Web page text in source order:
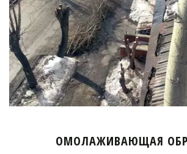
ОМОЛАЖИВАЮЩАЯ